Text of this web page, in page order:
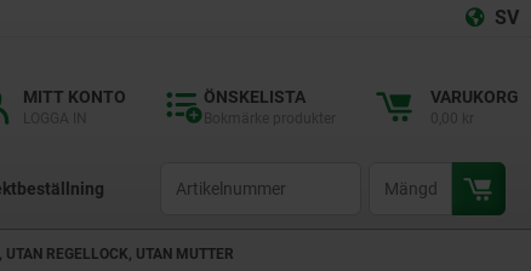
SV
MITT KONTO ÖNSKELISTA VARUKORG
REGELLOCK, UTAN MUTTER